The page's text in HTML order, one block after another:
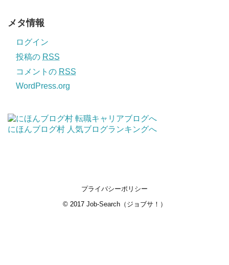
メタ情報
ログイン
投稿の RSS
コメントの RSS
WordPress.org
にほんブログ村 人気ブログランキングへ
プライバシーポリシー
© 2017 Job-Search（ジョブサ！）